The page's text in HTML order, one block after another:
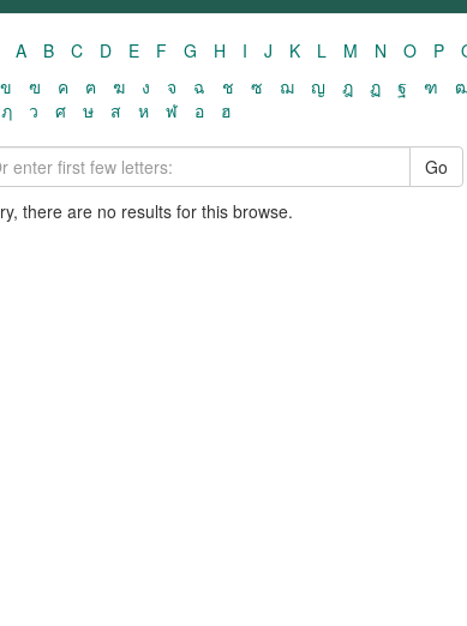
A B C D E F G H I J K L M N O P
ข ฃ ค ฅ ฆ ง จ ฉ ช ซ ฌ ญ ฎ ฏ ฐ ฑ
ฦ ว ศ ษ ส ห ฬ อ ฮ
Go
there are no results for this browse.